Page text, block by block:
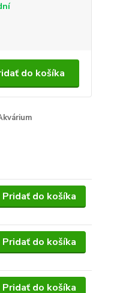
do košíka
Pridať do košíka
Pridať do košíka
Pridať do košíka